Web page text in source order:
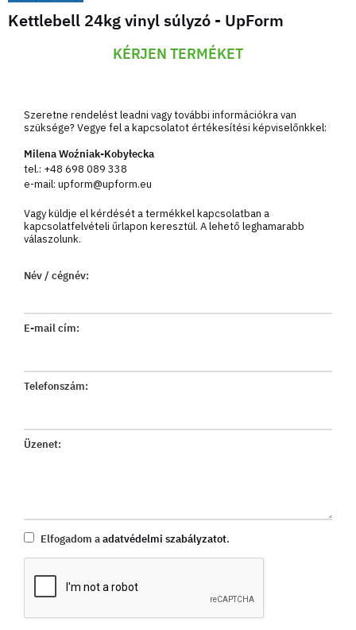
Kettlebell 24kg vinyl súlyzó - UpForm
KÉRJEN TERMÉKET
Szeretne rendelést leadni vagy további információkra van
szüksége? Vegye fel a kapcsolatot értékesítési képviselőnkkel:
Milena Woźniak-Kobyłecka
tel.: +48 698 089 338
e-mail: upform@upform.eu
Vagy küldje el kérdését a termékkel kapcsolatban a
kapcsolatfelvételi űrlapon keresztül. A lehető leghamarabb
válaszolunk.
Név / cégnév:
E-mail cím:
Telefonszám:
Üzenet:
Elfogadom aadatvédelmi szabályzatot.